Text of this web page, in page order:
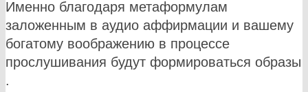
Именно благодаря метаформулам
заложенным в аудио аффирмации и вашему
богатому воображению в процессе
прослушивания будут формироваться образы
.